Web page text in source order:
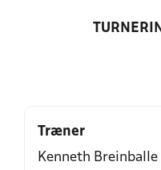
Træner
Kenneth Breinballe